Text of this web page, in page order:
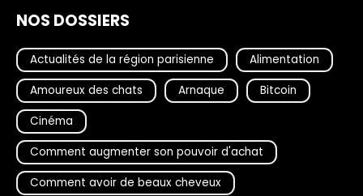
NOS DOSSIERS
Actualités de la région parisienne
Alimentation
Amoureux des chats
Arnaque
Bitcoin
Cinéma
Comment augmenter son pouvoir d'achat
Comment avoir de beaux cheveux